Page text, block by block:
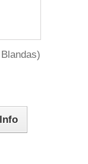
Info